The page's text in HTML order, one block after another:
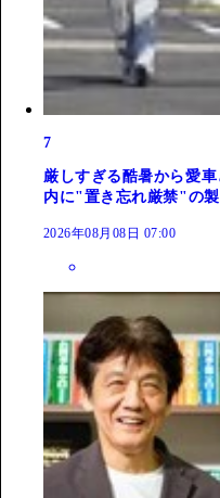
7
厳しすぎる酷暑から愛
内に"置き忘れ厳禁"の
2026年08月08日 07:00